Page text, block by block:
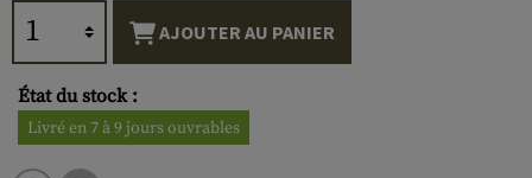
AJOUTER AU PANIER
État du stock :
Livré en 7 à 9 jours ouvrables